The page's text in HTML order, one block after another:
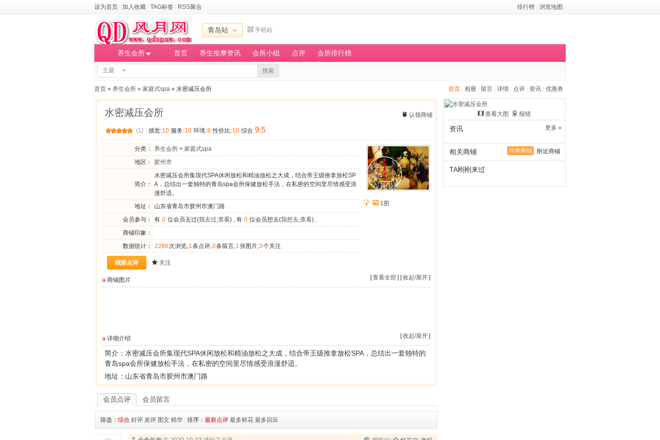
设为首页 加入收藏 TAG标签 RSS聚合 排行榜 浏览地图
青岛站 手机站
养生会所 首页 养生按摩资讯 会所小组 点评 会所排行榜
主题 搜索
首页 相册 留言 详情 点评 资讯 优惠券
首页 » 养生会所 » 家庭式spa » 水密减压会所
水密减压会所 认领商铺
(1) 感觉:10 服务:10 环境:8 性价比:10 综合:9.5
分类： 养生会所 > 家庭式spa
地区：
胶州市
简介：
水密减压会所集现代SPA休闲放松和精油放松之大成，结合帝王级推拿放松SP
A，总结出一套独特的青岛spa会所保健放松手法，在私密的空间里尽情感受浪
漫舒适。
地址：
山东省青岛市胶州市澳门路
会员参与：
有 0 位会员去过(我去过,查看) , 有 0 位会员想去(我想去,查看) .
商铺印象：
数据统计：
2286 次浏览,1条点评,0条留言,1张图片,0个关注
我要点评 关注
1图
[查看全部] [收起/展开]
商铺图片
[收起/展开]
详细介绍
简介： 水密减压会所集现代SPA休闲放松和精油放松之大成，结合帝王级推拿放松SPA，总结出一套独特的
青岛spa会所保健放松手法，在私密的空间里尽情感受浪漫舒适。
地址： 山东省青岛市胶州市澳门路
会员点评 会员留言
筛选： 综合 好评 差评 图文 精华 排序： 最新点评 最多鲜花 最多回应
查看大图
报错
更多 »
资讯
同类商铺 附近商铺
相关商铺
TA刚刚来过